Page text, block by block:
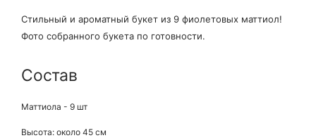
Стильный и ароматный букет из 9 фиолетовых маттиол!
Фото собранного букета по готовности.
Состав
Маттиола - 9 шт
Высота: около 45 см